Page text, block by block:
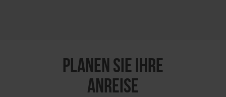
PLANEN SIE IHRE
ANREISE